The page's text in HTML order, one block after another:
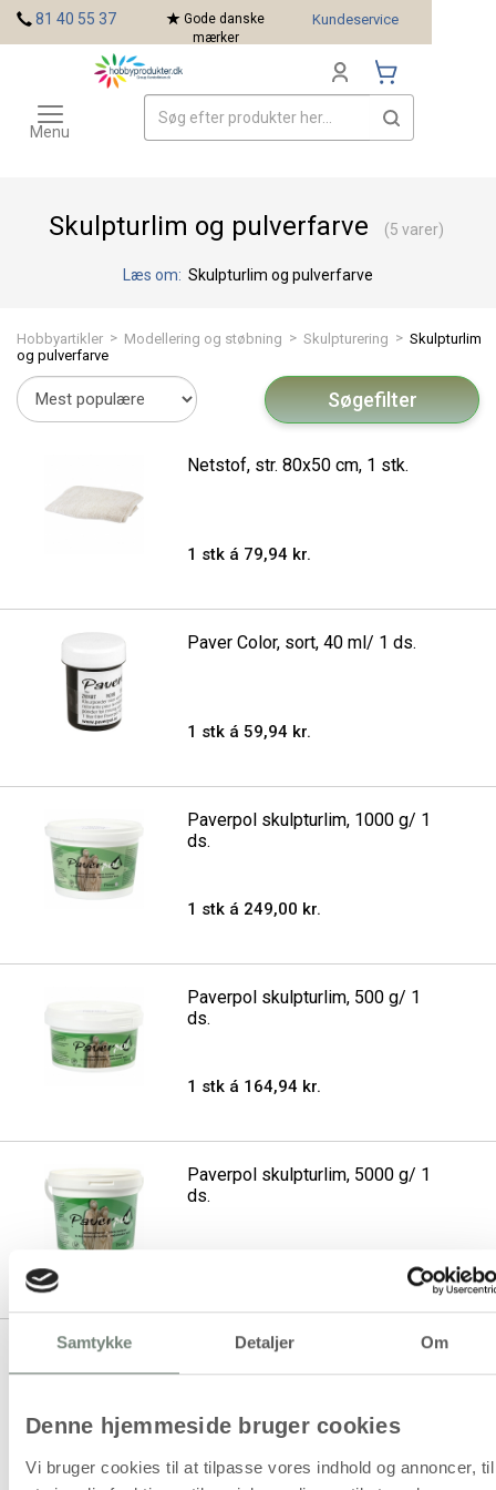
Samtykke Detaljer Om
Denne hjemmeside bruger cookies
Vi bruger cookies til at tilpasse vores indhold og annoncer, til
Skulpturlim og pulverfarve (5 varer)
Læs om: Skulpturlim og pulverfarve
Hobbyartikler > Modellering og støbning > Skulpturering > Skulpturlim
og pulverfarve
Søgefilter
Netstof, str. 80x50 cm, 1 stk.
1 stk á 79,94 kr.
Paver Color, sort, 40 ml/ 1 ds.
1 stk á 59,94 kr.
Paverpol skulpturlim, 1000 g/ 1
ds.
1 stk á 249,00 kr.
Paverpol skulpturlim, 500 g/ 1
ds.
1 stk á 164,94 kr.
Paverpol skulpturlim, 5000 g/ 1
ds.
Se også vores udvalg
ogHobbyværktøj
81 40 55 37
Gode danske
mærker
Kundeservice
Toggle
navigation
Menu
Mærker